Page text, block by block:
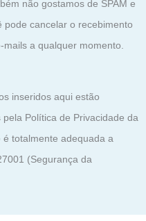
não gostamos de SPAM e
pode cancelar o recebimento
mails a qualquer momento.
inseridos aqui estão
pela Política de Privacidade da
é totalmente adequada a
(Segurança da